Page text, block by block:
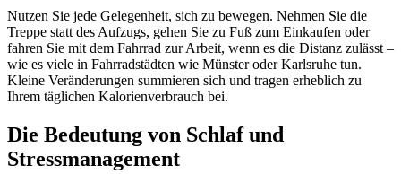
Nutzen Sie jede Gelegenheit, sich zu bewegen. Nehmen Sie die
Treppe statt des Aufzugs, gehen Sie zu Fuß zum Einkaufen oder
fahren Sie mit dem Fahrrad zur Arbeit, wenn es die Distanz zulässt –
wie es viele in Fahrradstädten wie Münster oder Karlsruhe tun.
Kleine Veränderungen summieren sich und tragen erheblich zu
Ihrem täglichen Kalorienverbrauch bei.
Die Bedeutung von Schlaf und
Stressmanagement